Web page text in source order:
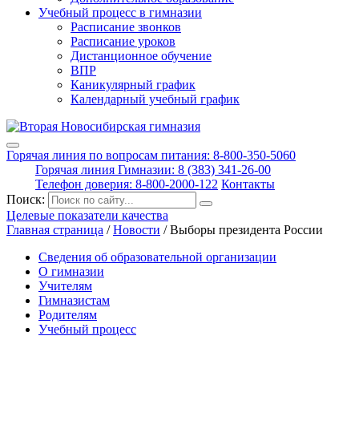
Учебный процесс в гимназии
Расписание звонков
Расписание уроков
Дистанционное обучение
ВПР
Каникулярный график
Календарный учебный график
Горячая линия по вопросам питания: 8-800-350-5060
Горячая линия Гимназии: 8 (383) 341-26-00
Телефон доверия: 8-800-2000-122 Контакты
Поиск:
Целевые показатели качества
Главная страница /Новости /Выборы президента России
Сведения об образовательной организации
О гимназии
Учителям
Гимназистам
Родителям
Учебный процесс